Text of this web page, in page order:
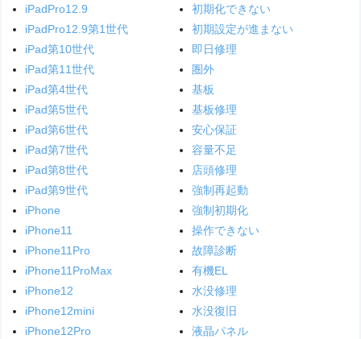
iPadPro12.9
iPadPro12.9第1世代
iPad第10世代
iPad第11世代
iPad第4世代
iPad第5世代
iPad第6世代
iPad第7世代
iPad第8世代
iPad第9世代
iPhone
iPhone11
iPhone11Pro
iPhone11ProMax
iPhone12
iPhone12mini
iPhone12Pro
初期化できない
初期設定が進まない
即日修理
圏外
基板
基板修理
安心保証
容量不足
店頭修理
強制再起動
強制初期化
操作できない
故障診断
有機EL
水没修理
水没復旧
液晶パネル